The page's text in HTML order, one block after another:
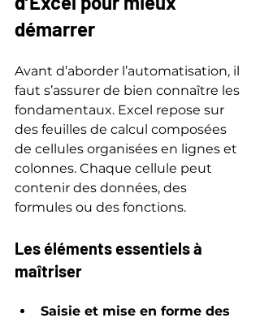
démarrer
Avant d’aborder l’automatisation, il
faut s’assurer de bien connaître les
fondamentaux. Excel repose sur
des feuilles de calcul composées
de cellules organisées en lignes et
colonnes. Chaque cellule peut
contenir des données, des
formules ou des fonctions.
Les éléments essentiels à
maîtriser
Saisie et mise en forme des